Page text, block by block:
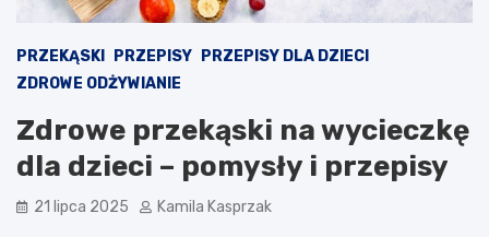
PRZEKĄSKI PRZEPISY
PRZEPISY DLA DZIECI
ZDROWE ODŻYWIANIE
Zdrowe przekąski na wycieczkę
dla dzieci – pomysły i przepisy
21 lipca 2025 Kamila Kasprzak